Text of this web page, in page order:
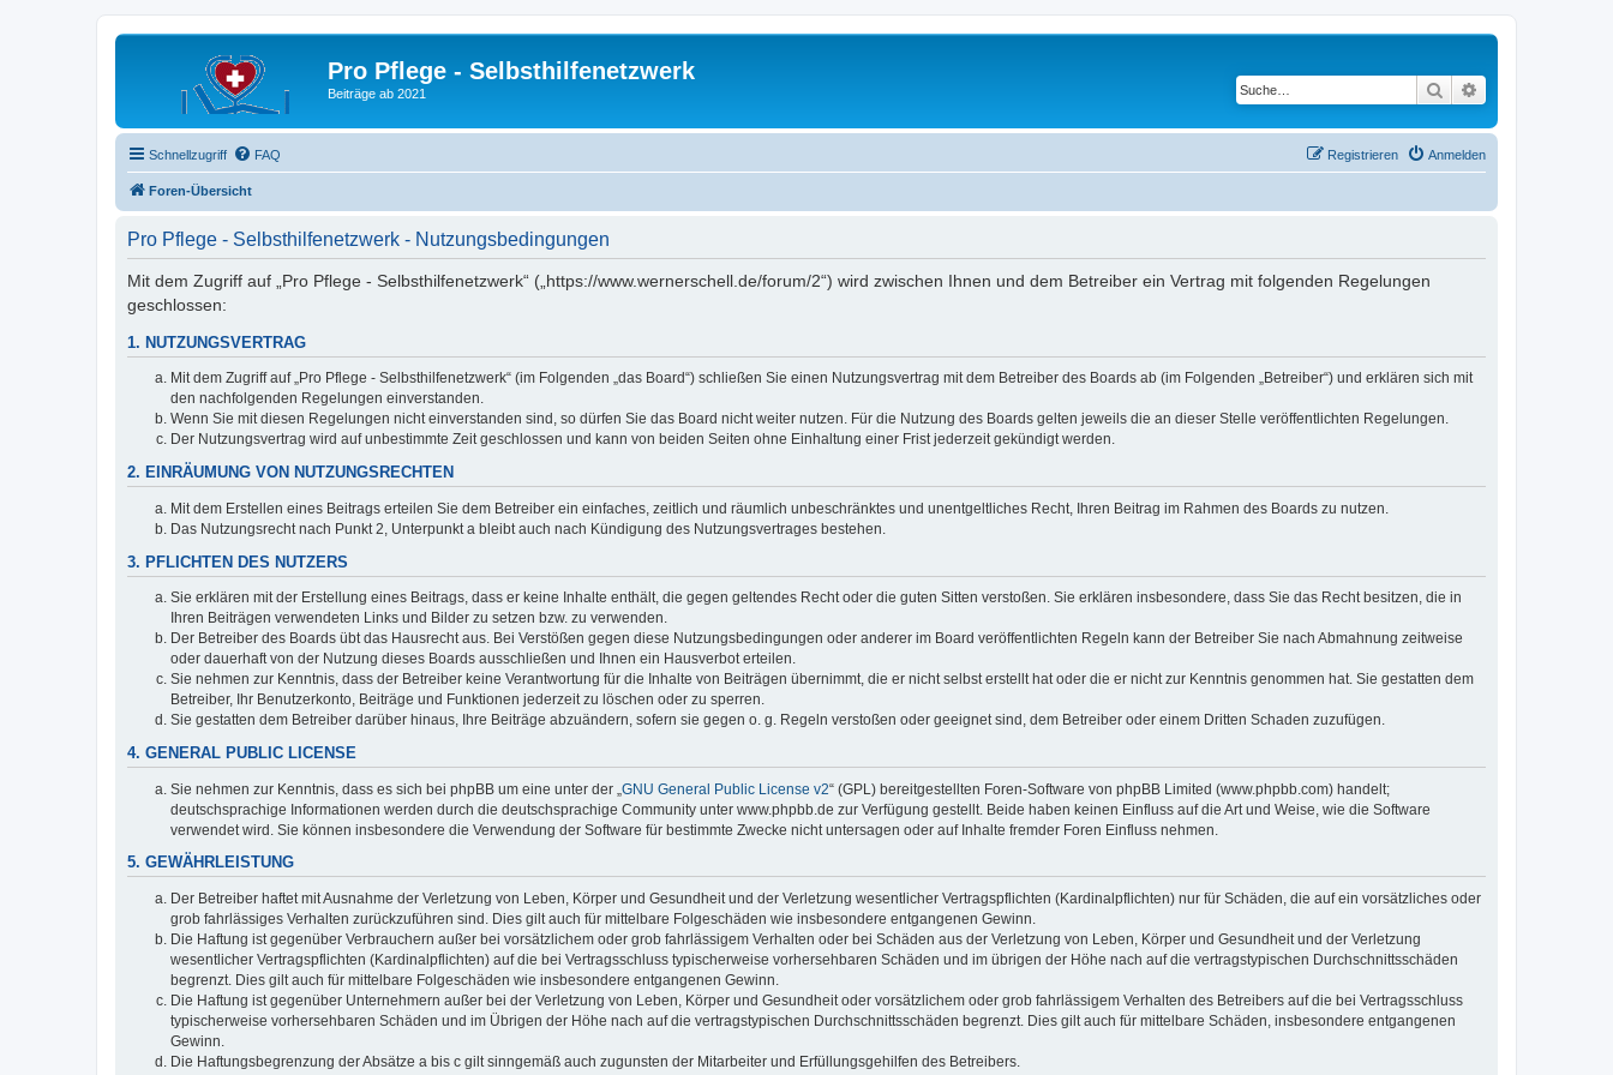
Pro Pflege - Selbsthilfenetzwerk
Beiträge ab 2021 Suche
Schnellzugriff FAQ Anmelden
Registrieren
Foren-Übersicht
Pro Pflege - Selbsthilfenetzwerk - Nutzungsbedingungen
Mit dem Zugriff auf „Pro Pflege - Selbsthilfenetzwerk“ („https://www.wernerschell.de/forum/2“) wird zwischen Ihnen und dem Betreiber ein Vertrag mit folgenden Regelungen
geschlossen:
1. NUTZUNGSVERTRAG
Mit dem Zugriff auf „Pro Pflege - Selbsthilfenetzwerk“ (im Folgenden „das Board“) schließen Sie einen Nutzungsvertrag mit dem Betreiber des Boards ab (im Folgenden „Betreiber“) und erklären sich mit
den nachfolgenden Regelungen einverstanden.
Wenn Sie mit diesen Regelungen nicht einverstanden sind, so dürfen Sie das Board nicht weiter nutzen. Für die Nutzung des Boards gelten jeweils die an dieser Stelle veröffentlichten Regelungen.
Der Nutzungsvertrag wird auf unbestimmte Zeit geschlossen und kann von beiden Seiten ohne Einhaltung einer Frist jederzeit gekündigt werden.
2. EINRÄUMUNG VON NUTZUNGSRECHTEN
Mit dem Erstellen eines Beitrags erteilen Sie dem Betreiber ein einfaches, zeitlich und räumlich unbeschränktes und unentgeltliches Recht, Ihren Beitrag im Rahmen des Boards zu nutzen.
Das Nutzungsrecht nach Punkt 2, Unterpunkt a bleibt auch nach Kündigung des Nutzungsvertrages bestehen.
3. PFLICHTEN DES NUTZERS
Sie erklären mit der Erstellung eines Beitrags, dass er keine Inhalte enthält, die gegen geltendes Recht oder die guten Sitten verstoßen. Sie erklären insbesondere, dass Sie das Recht besitzen, die in
Ihren Beiträgen verwendeten Links und Bilder zu setzen bzw. zu verwenden.
Der Betreiber des Boards übt das Hausrecht aus. Bei Verstößen gegen diese Nutzungsbedingungen oder anderer im Board veröffentlichten Regeln kann der Betreiber Sie nach Abmahnung zeitweise
oder dauerhaft von der Nutzung dieses Boards ausschließen und Ihnen ein Hausverbot erteilen.
Sie nehmen zur Kenntnis, dass der Betreiber keine Verantwortung für die Inhalte von Beiträgen übernimmt, die er nicht selbst erstellt hat oder die er nicht zur Kenntnis genommen hat. Sie gestatten dem
Betreiber, Ihr Benutzerkonto, Beiträge und Funktionen jederzeit zu löschen oder zu sperren.
Sie gestatten dem Betreiber darüber hinaus, Ihre Beiträge abzuändern, sofern sie gegen o. g. Regeln verstoßen oder geeignet sind, dem Betreiber oder einem Dritten Schaden zuzufügen.
4. GENERAL PUBLIC LICENSE
Sie nehmen zur Kenntnis, dass es sich bei phpBB um eine unter der „ GNU General Public License v2“ (GPL) bereitgestellten Foren-Software von phpBB Limited (www.phpbb.com) handelt;
deutschsprachige Informationen werden durch die deutschsprachige Community unter www.phpbb.de zur Verfügung gestellt. Beide haben keinen Einfluss auf die Art und Weise, wie die Software
verwendet wird. Sie können insbesondere die Verwendung der Software für bestimmte Zwecke nicht untersagen oder auf Inhalte fremder Foren Einfluss nehmen.
5. GEWÄHRLEISTUNG
Der Betreiber haftet mit Ausnahme der Verletzung von Leben, Körper und Gesundheit und der Verletzung wesentlicher Vertragspflichten (Kardinalpflichten) nur für Schäden, die auf ein vorsätzliches oder
grob fahrlässiges Verhalten zurückzuführen sind. Dies gilt auch für mittelbare Folgeschäden wie insbesondere entgangenen Gewinn.
Die Haftung ist gegenüber Verbrauchern außer bei vorsätzlichem oder grob fahrlässigem Verhalten oder bei Schäden aus der Verletzung von Leben, Körper und Gesundheit und der Verletzung
wesentlicher Vertragspflichten (Kardinalpflichten) auf die bei Vertragsschluss typischerweise vorhersehbaren Schäden und im übrigen der Höhe nach auf die vertragstypischen Durchschnittsschäden
begrenzt. Dies gilt auch für mittelbare Folgeschäden wie insbesondere entgangenen Gewinn.
Die Haftung ist gegenüber Unternehmern außer bei der Verletzung von Leben, Körper und Gesundheit oder vorsätzlichem oder grob fahrlässigem Verhalten des Betreibers auf die bei Vertragsschluss
typischerweise vorhersehbaren Schäden und im Übrigen der Höhe nach auf die vertragstypischen Durchschnittsschäden begrenzt. Dies gilt auch für mittelbare Schäden, insbesondere entgangenen
Gewinn.
Die Haftungsbegrenzung der Absätze a bis c gilt sinngemäß auch zugunsten der Mitarbeiter und Erfüllungsgehilfen des Betreibers.